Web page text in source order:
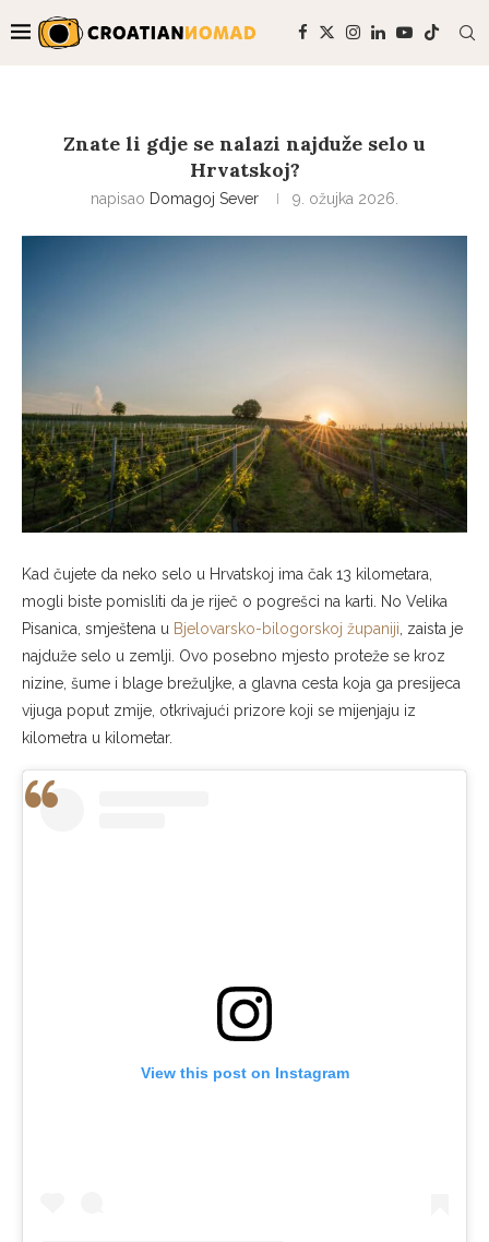
Znate li gdje se nalazi najduže selo u
Hrvatskoj?
napisao Domagoj Sever 9. ožujka 2026.
Kad čujete da neko selo u Hrvatskoj ima čak 13 kilometara,
mogli biste pomisliti da je riječ o pogrešci na karti. No Velika
Pisanica, smještena u Bjelovarsko-bilogorskoj županiji , zaista je
najduže selo u zemlji. Ovo posebno mjesto proteže se kroz
nizine, šume i blage brežuljke, a glavna cesta koja ga presijeca
vijuga poput zmije, otkrivajući prizore koji se mijenjaju iz
kilometra u kilometar.
View this post on Instagram